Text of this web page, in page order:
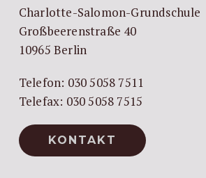
Charlotte-Salomon-Grundschule
Großbeerenstraße 40
10965 Berlin
Telefon: 030 5058 7511
Telefax: 030 5058 7515
KONTAKT